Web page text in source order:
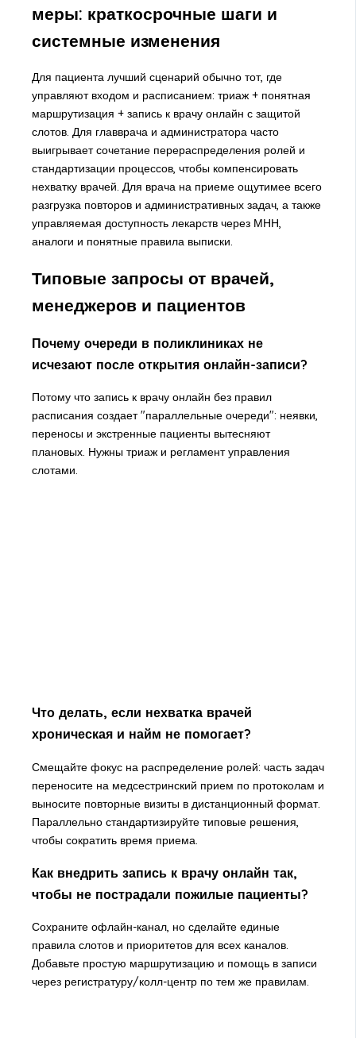
меры: краткосрочные шаги и
системные изменения
Для пациента лучший сценарий обычно тот, где
управляют входом и расписанием: триаж + понятная
маршрутизация + запись к врачу онлайн с защитой
слотов. Для главврача и администратора часто
выигрывает сочетание перераспределения ролей и
стандартизации процессов, чтобы компенсировать
нехватку врачей. Для врача на приеме ощутимее всего
разгрузка повторов и административных задач, а также
управляемая доступность лекарств через МНН,
аналоги и понятные правила выписки.
Типовые запросы от врачей,
менеджеров и пациентов
Почему очереди в поликлиниках не
исчезают после открытия онлайн-записи?
Потому что запись к врачу онлайн без правил
расписания создает "параллельные очереди": неявки,
переносы и экстренные пациенты вытесняют
плановых. Нужны триаж и регламент управления
слотами.
Что делать, если нехватка врачей
хроническая и найм не помогает?
Смещайте фокус на распределение ролей: часть задач
переносите на медсестринский прием по протоколам и
выносите повторные визиты в дистанционный формат.
Параллельно стандартизируйте типовые решения,
чтобы сократить время приема.
Как внедрить запись к врачу онлайн так,
чтобы не пострадали пожилые пациенты?
Сохраните офлайн-канал, но сделайте единые
правила слотов и приоритетов для всех каналов.
Добавьте простую маршрутизацию и помощь в записи
через регистратуру/колл-центр по тем же правилам.